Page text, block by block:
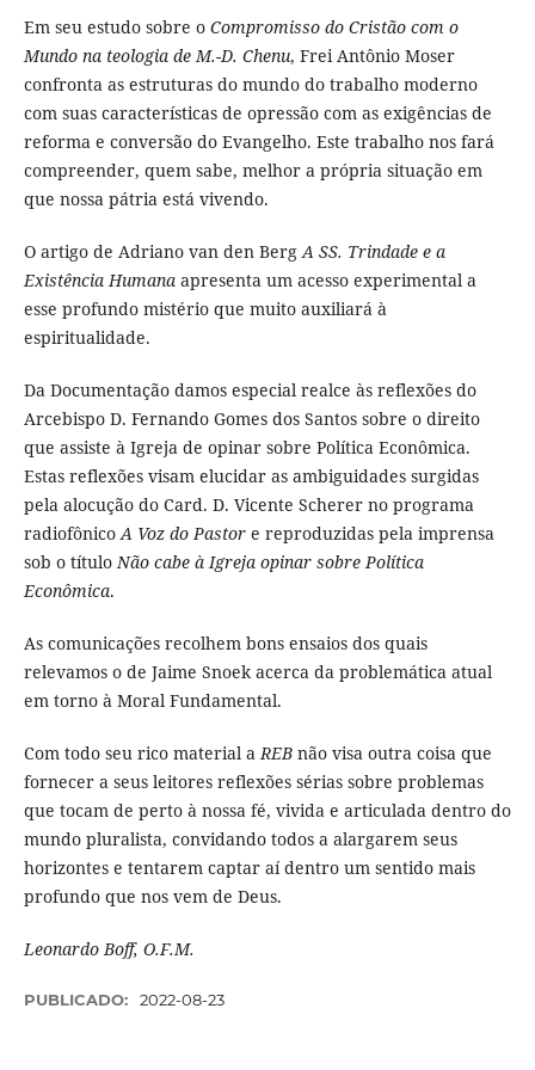
Em seu estudo sobre o Compromisso do Cristão com o
Mundo na teologia de M.-D. Chenu, Frei Antônio Moser
confronta as estruturas do mundo do trabalho moderno
com suas características de opressão com as exigências de
reforma e conversão do Evangelho. Este trabalho nos fará
compreender, quem sabe, melhor a própria situação em
que nossa pátria está vivendo.
O artigo de Adriano van den BergA SS. Trindade e a
Existência Humanaapresenta um acesso experimental a
esse profundo mistério que muito auxiliará à
espiritualidade.
Da Documentação damos especial realce às reflexões do
Arcebispo D. Fernando Gomes dos Santos sobre o direito
que assiste à Igreja de opinar sobre Política Econômica.
Estas reflexões visam elucidar as ambiguidades surgidas
pela alocução do Card. D. Vicente Scherer no programa
radiofônicoA Voz do Pastore reproduzidas pela imprensa
sob o títuloNão cabe à Igreja opinar sobre Política
Econômica.
As comunicações recolhem bons ensaios dos quais
relevamos o de Jaime Snoek acerca da problemática atual
em torno à Moral Fundamental.
Com todo seu rico material aREBnão visa outra coisa que
fornecer a seus leitores reflexões sérias sobre problemas
que tocam de perto à nossa fé, vivida e articulada dentro do
mundo pluralista, convidando todos a alargarem seus
horizontes e tentarem captar aí dentro um sentido mais
profundo que nos vem de Deus.
Leonardo Boff, O.F.M.
PUBLICADO: 2022-08-23